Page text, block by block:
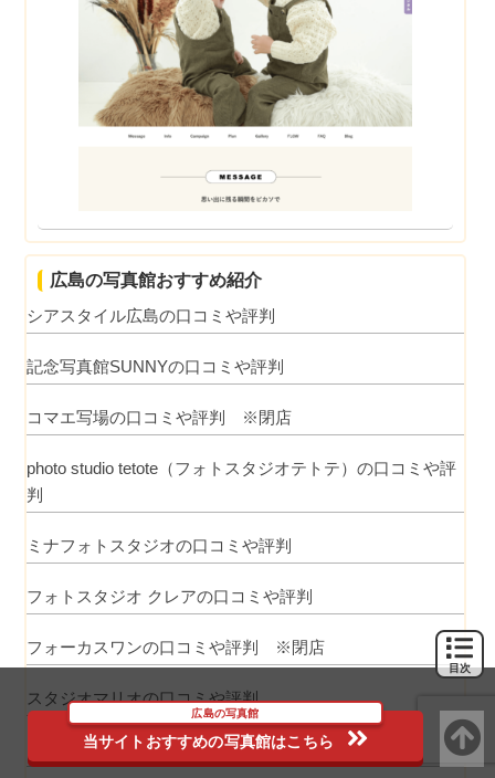
広島の写真館おすすめ紹介
シアスタイル広島の口コミや評判
記念写真館SUNNYの口コミや評判
コマエ写場の口コミや評判 ※閉店
photo studio tetote（フォトスタジオテトテ）の口コミや評
判
ミナフォトスタジオの口コミや評判
フォトスタジオ クレアの口コミや評判
フォーカスワンの口コミや評判 ※閉店
スタジオマリオの口コミや評判
イクナガ写場の口コミや評判
広島の写真館
当サイトおすすめの写真館はこちら
目次